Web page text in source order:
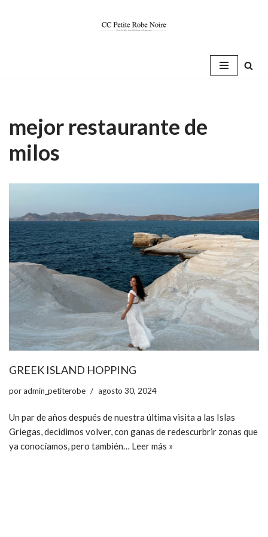
mejor restaurante de
milos
GREEK ISLAND HOPPING
poradmin_petiterobe agosto 30, 2024
Un par de años después de nuestra última visita a las Islas
Griegas, decidimos volver, con ganas de redescurbrir zonas que
ya conocíamos, pero también… Leer más »